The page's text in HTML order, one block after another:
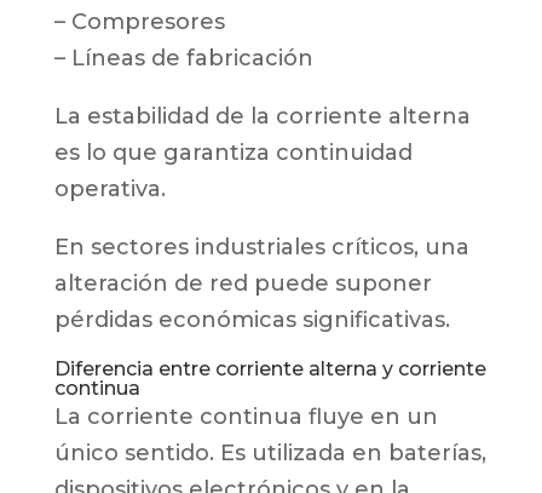
– Compresores
– Líneas de fabricación
La estabilidad de la corriente alterna
es lo que garantiza continuidad
operativa.
En sectores industriales críticos, una
alteración de red puede suponer
pérdidas económicas significativas.
Diferencia entre corriente alterna y corriente
continua
La corriente continua fluye en un
único sentido. Es utilizada en baterías,